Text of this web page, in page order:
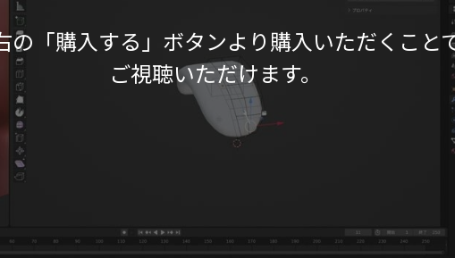
の「購入する」ボタンより購入いただくこと
ご視聴いただけます。